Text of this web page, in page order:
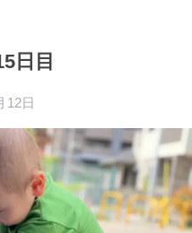
日目
12日